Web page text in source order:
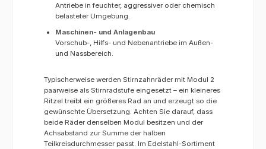
Antriebe in feuchter, aggressiver oder chemisch
belasteter Umgebung.
Maschinen- und Anlagenbau
Vorschub-, Hilfs- und Nebenantriebe im Außen-
und Nassbereich.
Typischerweise werden Stirnzahnräder mit Modul 2
paarweise als Stirnradstufe eingesetzt – ein kleineres
Ritzel treibt ein größeres Rad an und erzeugt so die
gewünschte Übersetzung. Achten Sie darauf, dass
beide Räder denselben Modul besitzen und der
Achsabstand zur Summe der halben
Teilkreisdurchmesser passt. Im Edelstahl-Sortiment